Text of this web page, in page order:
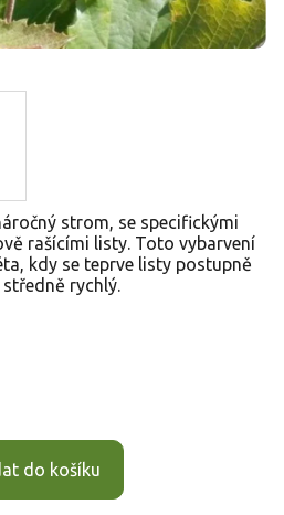
do košíku
strom, se specifickými
rašícími listy. Toto vybarvení
kdy se teprve listy postupně
rychlý.